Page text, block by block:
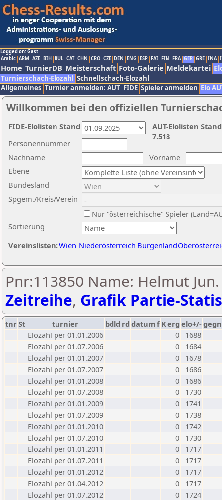
Logged on: Gast
Arabic ARM AZE BIH BUL CAT CHN CRO CZE DEN ENG ESP FAI FIN FRA GER GRE INA
Home TurnierDB Meisterschaft Foto-Galerie Meldekartei
Turnierschach-Elozahl Schnellschach-Elozahl
Allgemeines Turnier anmelden: AUT FIDE Spieler anmelden Elo
Willkommen bei den offiziellen
Nachname
Vorname
Ebene
Sortierung
Personennummer
Bundesland
Spgem./Kreis/Verein
Nur "österreichische" Spieler
Vereinslisten:Wien Niederösterreich Burgenland
AUT-Elolisten
7.518
FIDE-Elolisten Stand
Pnr:113850 Name: Helmut
Zeitreihe, Grafik Partie-
tnrSt turnier bdld rd datumf Kerg elo+/-
Elozahl per 01.01.2006
0
1688
Elozahl per 01.07.2006
0
1684
Elozahl per 01.01.2007
0
1678
Elozahl per 01.07.2007
0
1686
Elozahl per 01.01.2008
0
1686
Elozahl per 01.07.2008
0
1730
Elozahl per 01.01.2009
0
1741
Elozahl per 01.07.2009
0
1738
Elozahl per 01.01.2010
0
1742
Elozahl per 01.07.2010
0
1730
Elozahl per 01.01.2011
0
1717
Elozahl per 01.07.2011
0
1717
Elozahl per 01.01.2012
0
1717
Elozahl per 01.04.2012
0
1717
Elozahl per 01.07.2012
0
1724